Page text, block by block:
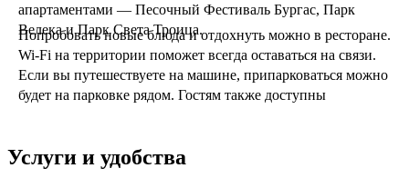
апартаментами — Песочный Фестиваль Бургас, Парк
Велека и Парк Света Троица.
Попробовать новые блюда и отдохнуть можно в ресторане.
Wi-Fi на территории поможет всегда оставаться на связи.
Если вы путешествуете на машине, припарковаться можно
будет на парковке рядом. Гостям также доступны
Среди развлечений на территории — площадка для
барбекю. Здесь будем баловать себя водными
Услуги и удобства